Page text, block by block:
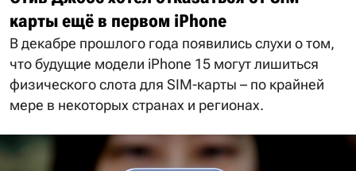
карты ещё в первом iPhone
В декабре прошлого года появились слухи о том,
что будущие модели iPhone 15 могут лишиться
физического слота для SIM-карты – по крайней
мере в некоторых странах и регионах.